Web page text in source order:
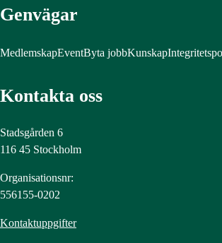
Genvägar
MedlemskapEventByta jobbKunskap
Kontakta oss
Stadsgården 6
116 45 Stockholm
Organisationsnr:
556155-0202
Kontaktuppgifter